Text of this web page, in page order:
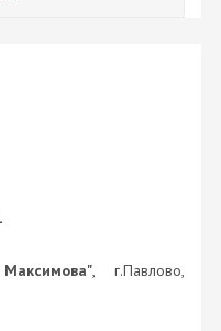
, г.Павлово,